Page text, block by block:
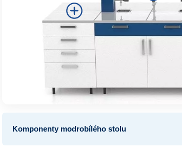
Komponenty modrobílého stolu